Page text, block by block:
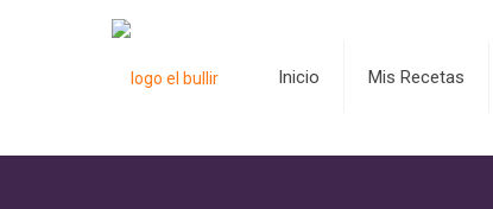
Inicio Mis Recetas